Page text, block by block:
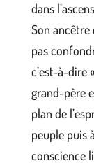
dans
Son
pas
c’est-à-dire
grand-père
plan de
peuple puis
conscience